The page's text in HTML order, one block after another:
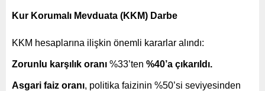
Kur Korumalı Mevduata (KKM) Darbe
KKM hesaplarına ilişkin önemli kararlar alındı:
Zorunlu karşılık oranı %33’ten %40’a çıkarıldı.
Asgari faiz oranı, politika faizinin %50’si seviyesinden